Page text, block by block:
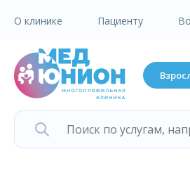
О клинике Пациенту